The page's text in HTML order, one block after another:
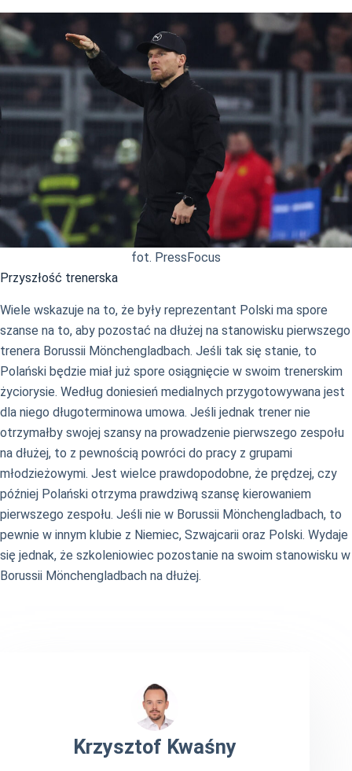
fot. PressFocus
Przyszłość trenerska
Wiele wskazuje na to, że były reprezentant Polski ma spore
szanse na to, aby pozostać na dłużej na stanowisku pierwszego
trenera Borussii Mönchengladbach. Jeśli tak się stanie, to
Polański będzie miał już spore osiągnięcie w swoim trenerskim
życiorysie. Według doniesień medialnych przygotowywana jest
dla niego długoterminowa umowa. Jeśli jednak trener nie
otrzymałby swojej szansy na prowadzenie pierwszego zespołu
na dłużej, to z pewnością powróci do pracy z grupami
młodzieżowymi. Jest wielce prawdopodobne, że prędzej, czy
później Polański otrzyma prawdziwą szansę kierowaniem
pierwszego zespołu. Jeśli nie w Borussii Mönchengladbach, to
pewnie w innym klubie z Niemiec, Szwajcarii oraz Polski. Wydaje
się jednak, że szkoleniowiec pozostanie na swoim stanowisku w
Borussii Mönchengladbach na dłużej.
Krzysztof Kwaśny